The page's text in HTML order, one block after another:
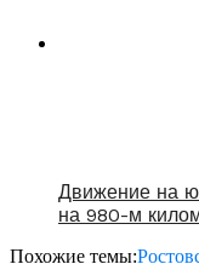
Движение на
на 980-м
Похожие темы: